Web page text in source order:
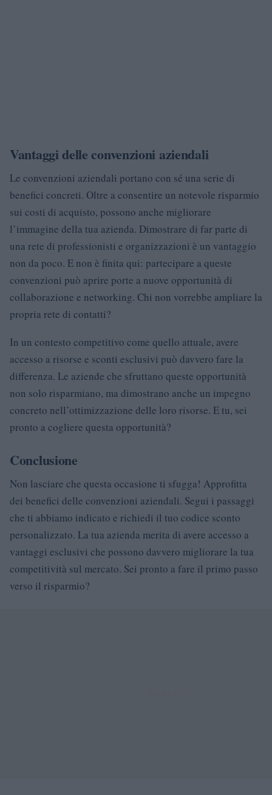
Vantaggi delle convenzioni aziendali
Le convenzioni aziendali portano con sé una serie di
benefici concreti. Oltre a consentire un notevole risparmio
sui costi di acquisto, possono anche migliorare
l’immagine della tua azienda. Dimostrare di far parte di
una rete di professionisti e organizzazioni è un vantaggio
non da poco. E non è finita qui: partecipare a queste
convenzioni può aprire porte a nuove opportunità di
collaborazione e networking. Chi non vorrebbe ampliare la
propria rete di contatti?
In un contesto competitivo come quello attuale, avere
accesso a risorse e sconti esclusivi può davvero fare la
differenza. Le aziende che sfruttano queste opportunità
non solo risparmiano, ma dimostrano anche un impegno
concreto nell’ottimizzazione delle loro risorse. E tu, sei
pronto a cogliere questa opportunità?
Conclusione
Non lasciare che questa occasione ti sfugga! Approfitta
dei benefici delle convenzioni aziendali. Segui i passaggi
che ti abbiamo indicato e richiedi il tuo codice sconto
personalizzato. La tua azienda merita di avere accesso a
vantaggi esclusivi che possono davvero migliorare la tua
competitività sul mercato. Sei pronto a fare il primo passo
verso il risparmio?